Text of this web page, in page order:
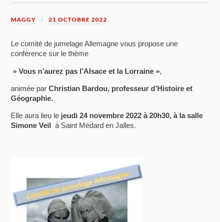
MAGGY 21 OCTOBRE 2022
Le comité de jumelage Allemagne vous propose une
conférence sur le thème
» Vous n’aurez pas l’Alsace et la Lorraine »,
animée parChristian Bardou, professeur d’Histoire et
Géographie.
Elle aura lieu le jeudi 24 novembre 2022 à 20h30, à la salle
Simone Veil à Saint Médard en Jalles.